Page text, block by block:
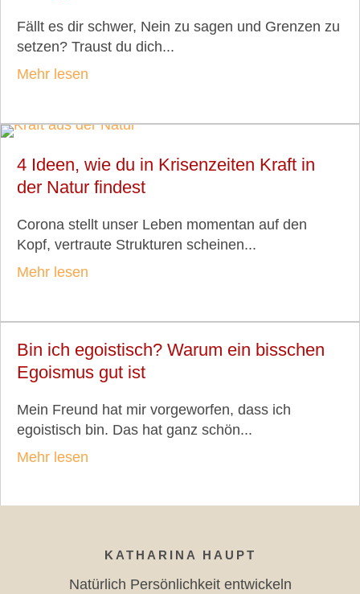
Fällt es dir schwer, Nein zu sagen und Grenzen zu
setzen? Traust du dich...
Mehr lesen
4 Ideen, wie du in Krisenzeiten Kraft in
der Natur findest
Corona stellt unser Leben momentan auf den
Kopf, vertraute Strukturen scheinen...
Mehr lesen
Bin ich egoistisch? Warum ein bisschen
Egoismus gut ist
Mein Freund hat mir vorgeworfen, dass ich
egoistisch bin. Das hat ganz schön...
Mehr lesen
KATHARINA HAUPT
Natürlich Persönlichkeit entwickeln